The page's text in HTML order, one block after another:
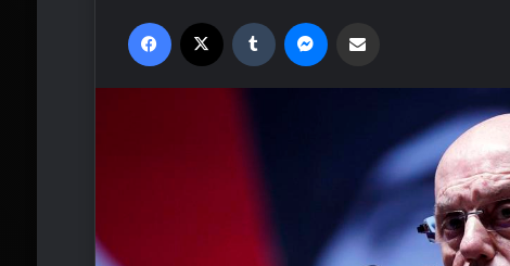
Facebook Tumblr